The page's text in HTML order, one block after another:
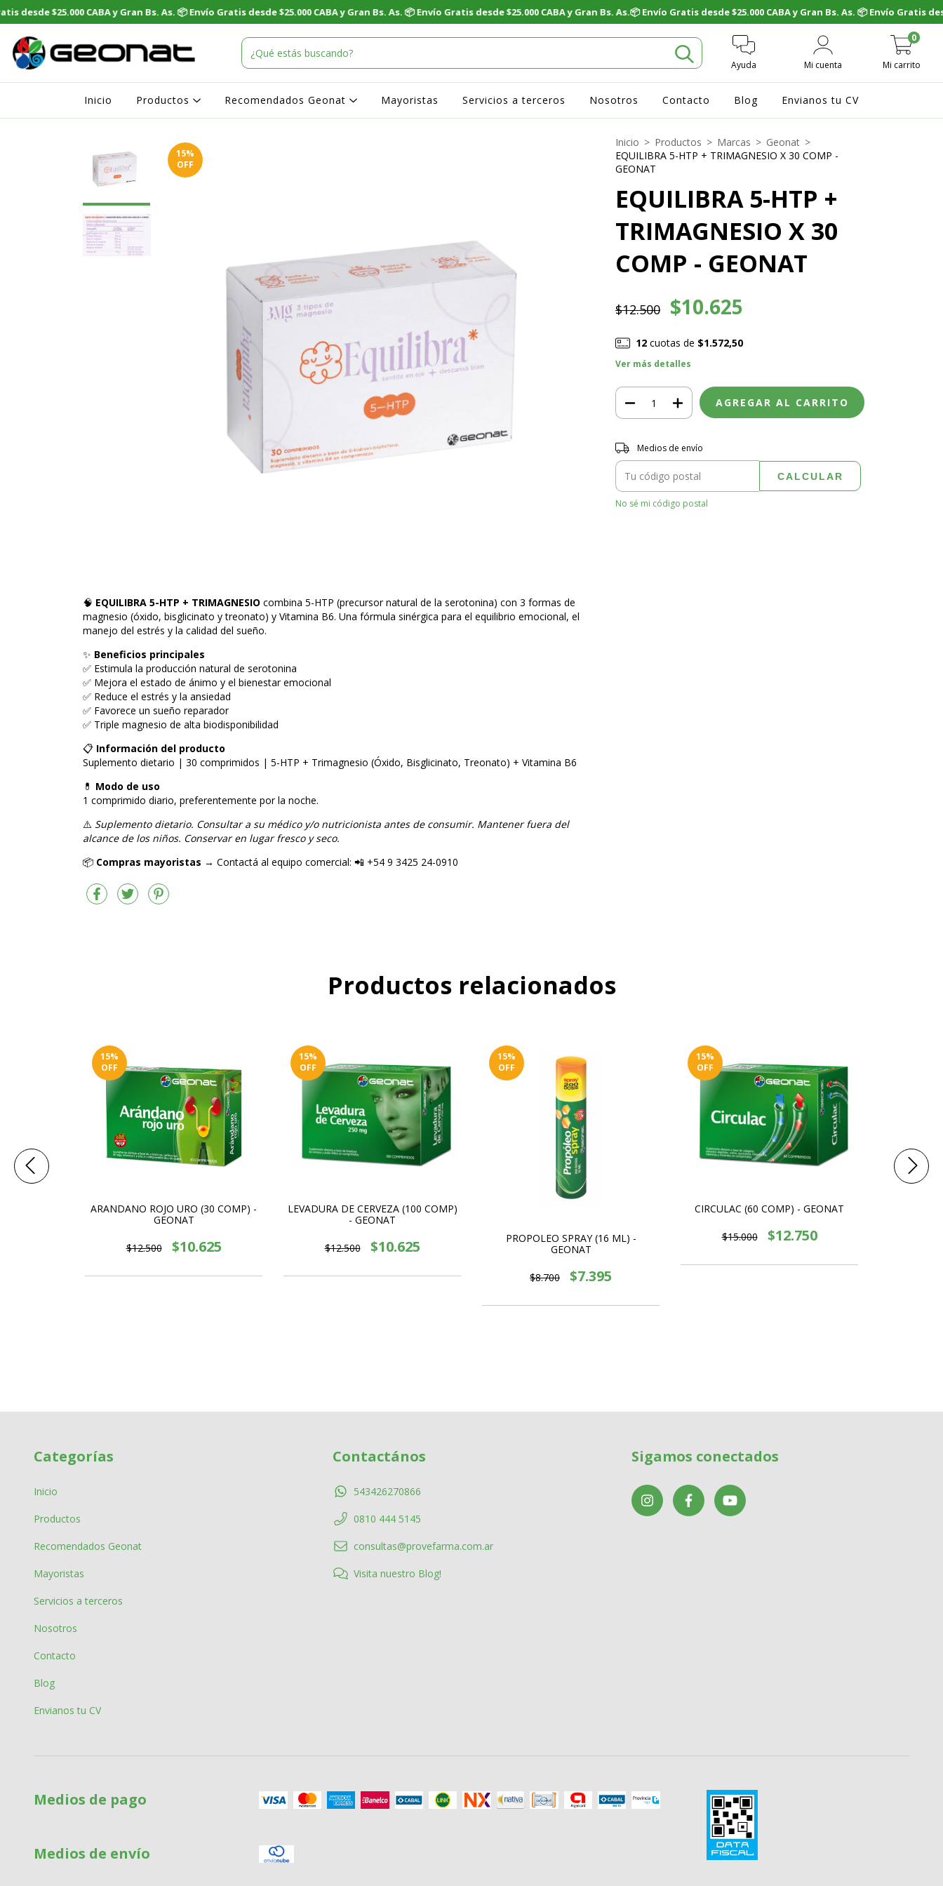
Ayuda Mi cuenta Mi carrito
0
Inicio Productos Recomendados Geonat Mayoristas Servicios a terceros Nosotros Contacto Blog Envianos tu CV
15%
OFF
🧠 EQUILIBRA 5-HTP + TRIMAGNESIO combina 5-HTP (precursor natural de la serotonina) con 3 formas de
magnesio (óxido, bisglicinato y treonato) y Vitamina B6. Una fórmula sinérgica para el equilibrio emocional, el
manejo del estrés y la calidad del sueño.
✨ Beneficios principales
✅ Estimula la producción natural de serotonina
✅ Mejora el estado de ánimo y el bienestar emocional
✅ Reduce el estrés y la ansiedad
✅ Favorece un sueño reparador
✅ Triple magnesio de alta biodisponibilidad
📋 Información del producto
Suplemento dietario | 30 comprimidos | 5-HTP + Trimagnesio (Óxido, Bisglicinato, Treonato) + Vitamina B6
💊 Modo de uso
1 comprimido diario, preferentemente por la noche.
⚠️ Suplemento dietario. Consultar a su médico y/o nutricionista antes de consumir. Mantener fuera del
alcance de los niños. Conservar en lugar fresco y seco.
📦 Compras mayoristas → Contactá al equipo comercial: 📲 +54 9 3425 24-0910
Inicio > Productos > Marcas > Geonat >
EQUILIBRA 5-HTP + TRIMAGNESIO X 30 COMP -
GEONAT
EQUILIBRA 5-HTP +
TRIMAGNESIO X 30
COMP - GEONAT
$12.500 $10.625
12cuotas de $1.572,50
Ver más detalles
Entregas para el CP:
Medios de envío
CALCULAR
No sé mi código postal
Productos relacionados
15%
OFF
ARANDANO ROJO URO (30 COMP) -
GEONAT
$12.500 $10.625
15%
OFF
LEVADURA DE CERVEZA (100 COMP)
- GEONAT
$12.500 $10.625
15%
OFF
PROPOLEO SPRAY (16 ML) -
GEONAT
$8.700 $7.395
15%
OFF
CIRCULAC (60 COMP) - GEONAT
$15.000 $12.750
Categorías
Inicio
Productos
Recomendados Geonat
Mayoristas
Servicios a terceros
Nosotros
Contacto
Blog
Envianos tu CV
Contactános
543426270866
0810 444 5145
consultas@provefarma.com.ar
Visita nuestro Blog!
Sigamos conectados
Medios de pago
Medios de envío